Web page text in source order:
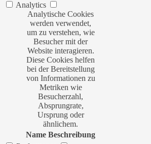
Analytics
Analytische Cookies
werden verwendet,
um zu verstehen, wie
Besucher mit der
Website interagieren.
Diese Cookies helfen
bei der Bereitstellung
von Informationen zu
Metriken wie
Besucherzahl,
Absprungrate,
Ursprung oder
ähnlichem.
Name Beschreibung